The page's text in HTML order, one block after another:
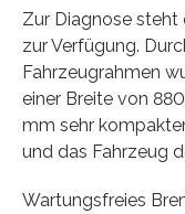
Zur Diagnose
zur Verfügung.
Fahrzeugrahmen
einer Breite von
mm sehr
und das Fahrzeug
Wartungsfreies